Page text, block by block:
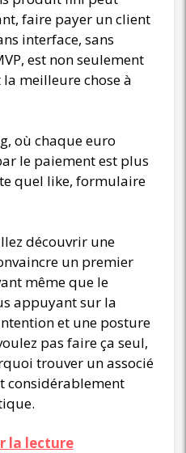
faire payer un client
interface, sans
est non seulement
meilleure chose à
où chaque euro
le paiement est plus
quel like, formulaire
découvrir une
un premier
même que le
appuyant sur la
et une posture
pas faire ça seul,
trouver un associé
considérablement
la lecture